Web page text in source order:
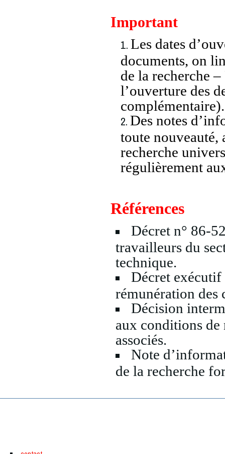
Important
Les dates
documents, on
de la recherche
l’ouverture des
complémentaire).
Des notes
toute nouveauté,
recherche
régulièrement
Références
Décret n° 86-
travailleurs du
technique.
Décret
rémunération des
Décision
aux conditions de
associés.
Note
de la recherche